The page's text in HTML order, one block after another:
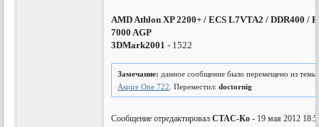
AMD Athlon XP 2200+ / ECS L7VTA2 / DDR400 /
7000 AGP
3DMark2001 - 1522
Замечание: данное сообщение было перемещено из темы
Aspire One 722 . Переместил:doctornig
Сообщение отредактировалCTAC-Ko - 19 мая 2012